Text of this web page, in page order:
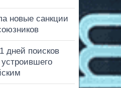
новые санкции
дней поисков